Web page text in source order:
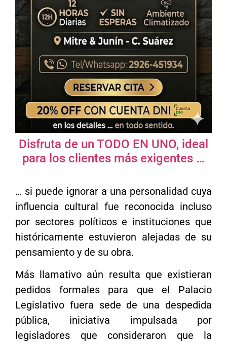
Disfruta de un TODO EN UNO, ideal
para los clientes más exigentes …
… si puede ignorar a una personalidad cuya
influencia cultural fue reconocida incluso
por sectores políticos e instituciones que
históricamente estuvieron alejadas de su
pensamiento y de su obra.
Más llamativo aún resulta que existieran
pedidos formales para que el Palacio
Legislativo fuera sede de una despedida
pública, iniciativa impulsada por
legisladores que consideraron que la